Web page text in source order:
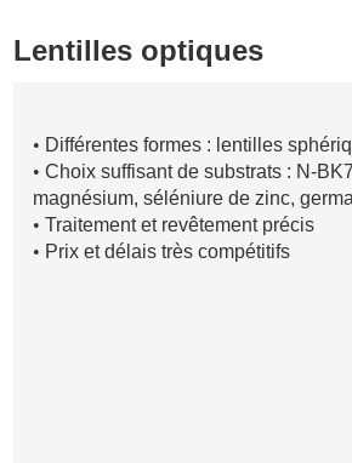
Lentilles optiques
• Différentes formes : lentilles
• Choix suffisant de substrats : N-
magnésium, séléniure de zinc,
• Traitement et revêtement précis
• Prix et délais très compétitifs